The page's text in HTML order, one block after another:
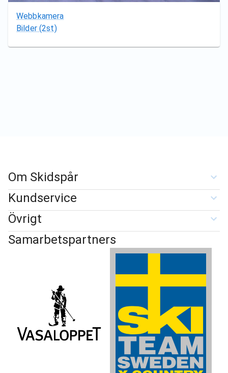
Webbkamera
Bilder(2st)
Om Skidspår
Kundservice
Övrigt
Samarbetspartners